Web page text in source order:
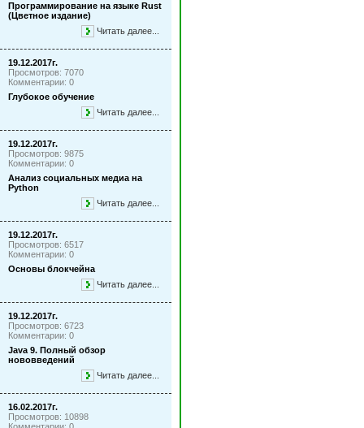
Программирование на языке Rust
(Цветное издание)
Читать далее...
19.12.2017г.
Просмотров: 7070
Комментарии: 0
Глубокое обучение
Читать далее...
19.12.2017г.
Просмотров: 9875
Комментарии: 0
Анализ социальных медиа на
Python
Читать далее...
19.12.2017г.
Просмотров: 6517
Комментарии: 0
Основы блокчейна
Читать далее...
19.12.2017г.
Просмотров: 6723
Комментарии: 0
Java 9. Полный обзор
нововведений
Читать далее...
16.02.2017г.
Просмотров: 10898